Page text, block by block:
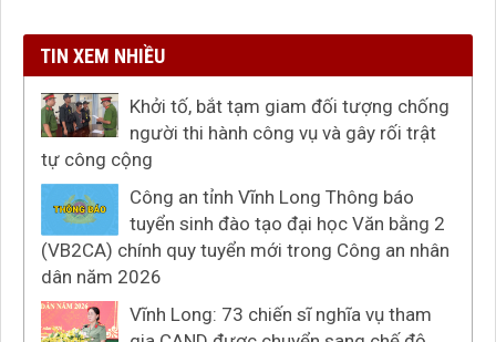
TIN XEM NHIỀU
Khởi tố, bắt tạm giam đối tượng chống
người thi hành công vụ và gây rối trật
tự công cộng
Công an tỉnh Vĩnh Long Thông báo
tuyển sinh đào tạo đại học Văn bằng 2
(VB2CA) chính quy tuyển mới trong Công an nhân
dân năm 2026
Vĩnh Long: 73 chiến sĩ nghĩa vụ tham